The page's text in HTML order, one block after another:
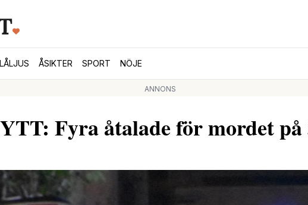
ÅSIKTER SPORT NÖJE
ANNONS
Fyra åtalade för mordet